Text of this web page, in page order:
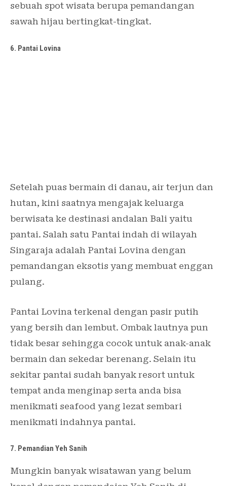
sebuah spot wisata berupa pemandangan
sawah hijau bertingkat-tingkat.
6. Pantai Lovina
Setelah puas bermain di danau, air terjun dan
hutan, kini saatnya mengajak keluarga
berwisata ke destinasi andalan Bali yaitu
pantai. Salah satu Pantai indah di wilayah
Singaraja adalah Pantai Lovina dengan
pemandangan eksotis yang membuat enggan
pulang.
Pantai Lovina terkenal dengan pasir putih
yang bersih dan lembut. Ombak lautnya pun
tidak besar sehingga cocok untuk anak-anak
bermain dan sekedar berenang. Selain itu
sekitar pantai sudah banyak resort untuk
tempat anda menginap serta anda bisa
menikmati seafood yang lezat sembari
menikmati indahnya pantai.
7. Pemandian Yeh Sanih
Mungkin banyak wisatawan yang belum